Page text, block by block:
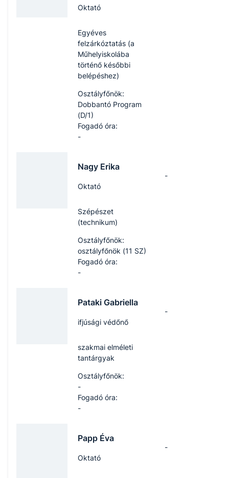
Oktató
Egyéves
felzárkóztatás (a
Műhelyiskolába
történő későbbi
belépéshez)
Osztályfőnök:
Dobbantó Program
(D/1)
Fogadó óra:
-
Nagy Erika
Oktató
Szépészet
(technikum)
-
Osztályfőnök:
osztályfőnök (11 SZ)
Fogadó óra:
-
Pataki Gabriella
ifjúsági védőnő
szakmai elméleti
tantárgyak
-
Osztályfőnök:
-
Fogadó óra:
-
Papp Éva
Oktató
-